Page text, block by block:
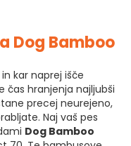
Dog Bamboo
kar naprej išče
čas hranjenja najljubši
precej neurejeno,
Naj vaš pes
Dog Bamboo